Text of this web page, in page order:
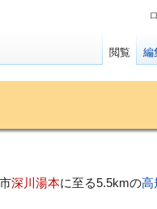
深川湯本に至る5.5kmの高
閲覧 編